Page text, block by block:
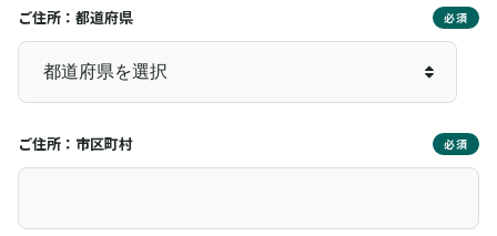
ご住所：都道府県 必須
ご住所：市区町村 必須